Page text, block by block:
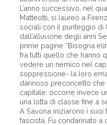
L’anno successivo, nel
Matteotti, si laureò a
sociali con il punteggio di
dall’alluvione degli anni
prime pagine “Bisogna
fra tutti quello che hanno
vedere un nemico nel
soppressione- la loro
dannoso preconcetto
capitale; occorre invece
una lotta di classe fine a
A Savona iniziarono i
fascista. Fu condannato